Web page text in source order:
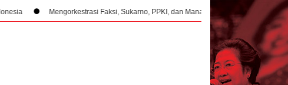
Mengorkestrasi Faksi, Sukarno, PPKI, dan Manajemen Konflik Internal 1945